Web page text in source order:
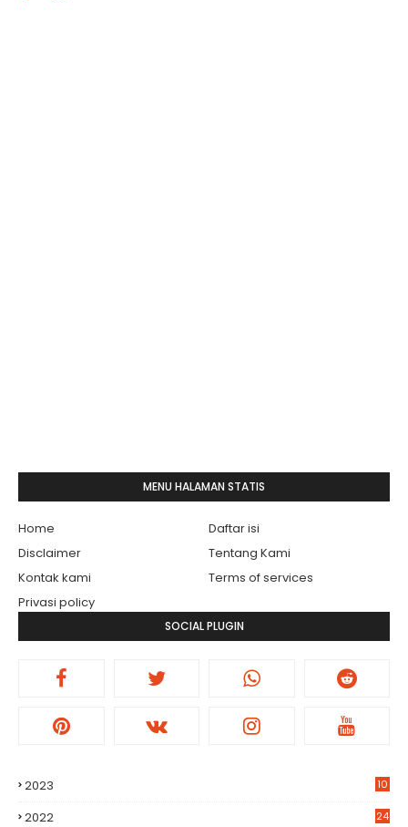
MENU HALAMAN STATIS
Home
Daftar isi
Disclaimer
Tentang Kami
Kontak kami
Terms of services
Privasi policy
SOCIAL PLUGIN
2023 10
2022 24